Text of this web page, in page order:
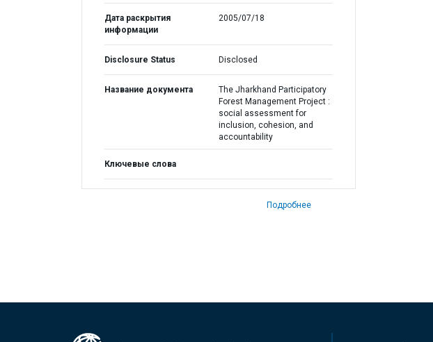
Дата раскрытия
информации
2005/07/18
Disclosure Status Disclosed
Название документа
The Jharkhand Participatory
Forest Management Project :
social assessment for
inclusion, cohesion, and
accountability
Ключевые слова
Подробнее